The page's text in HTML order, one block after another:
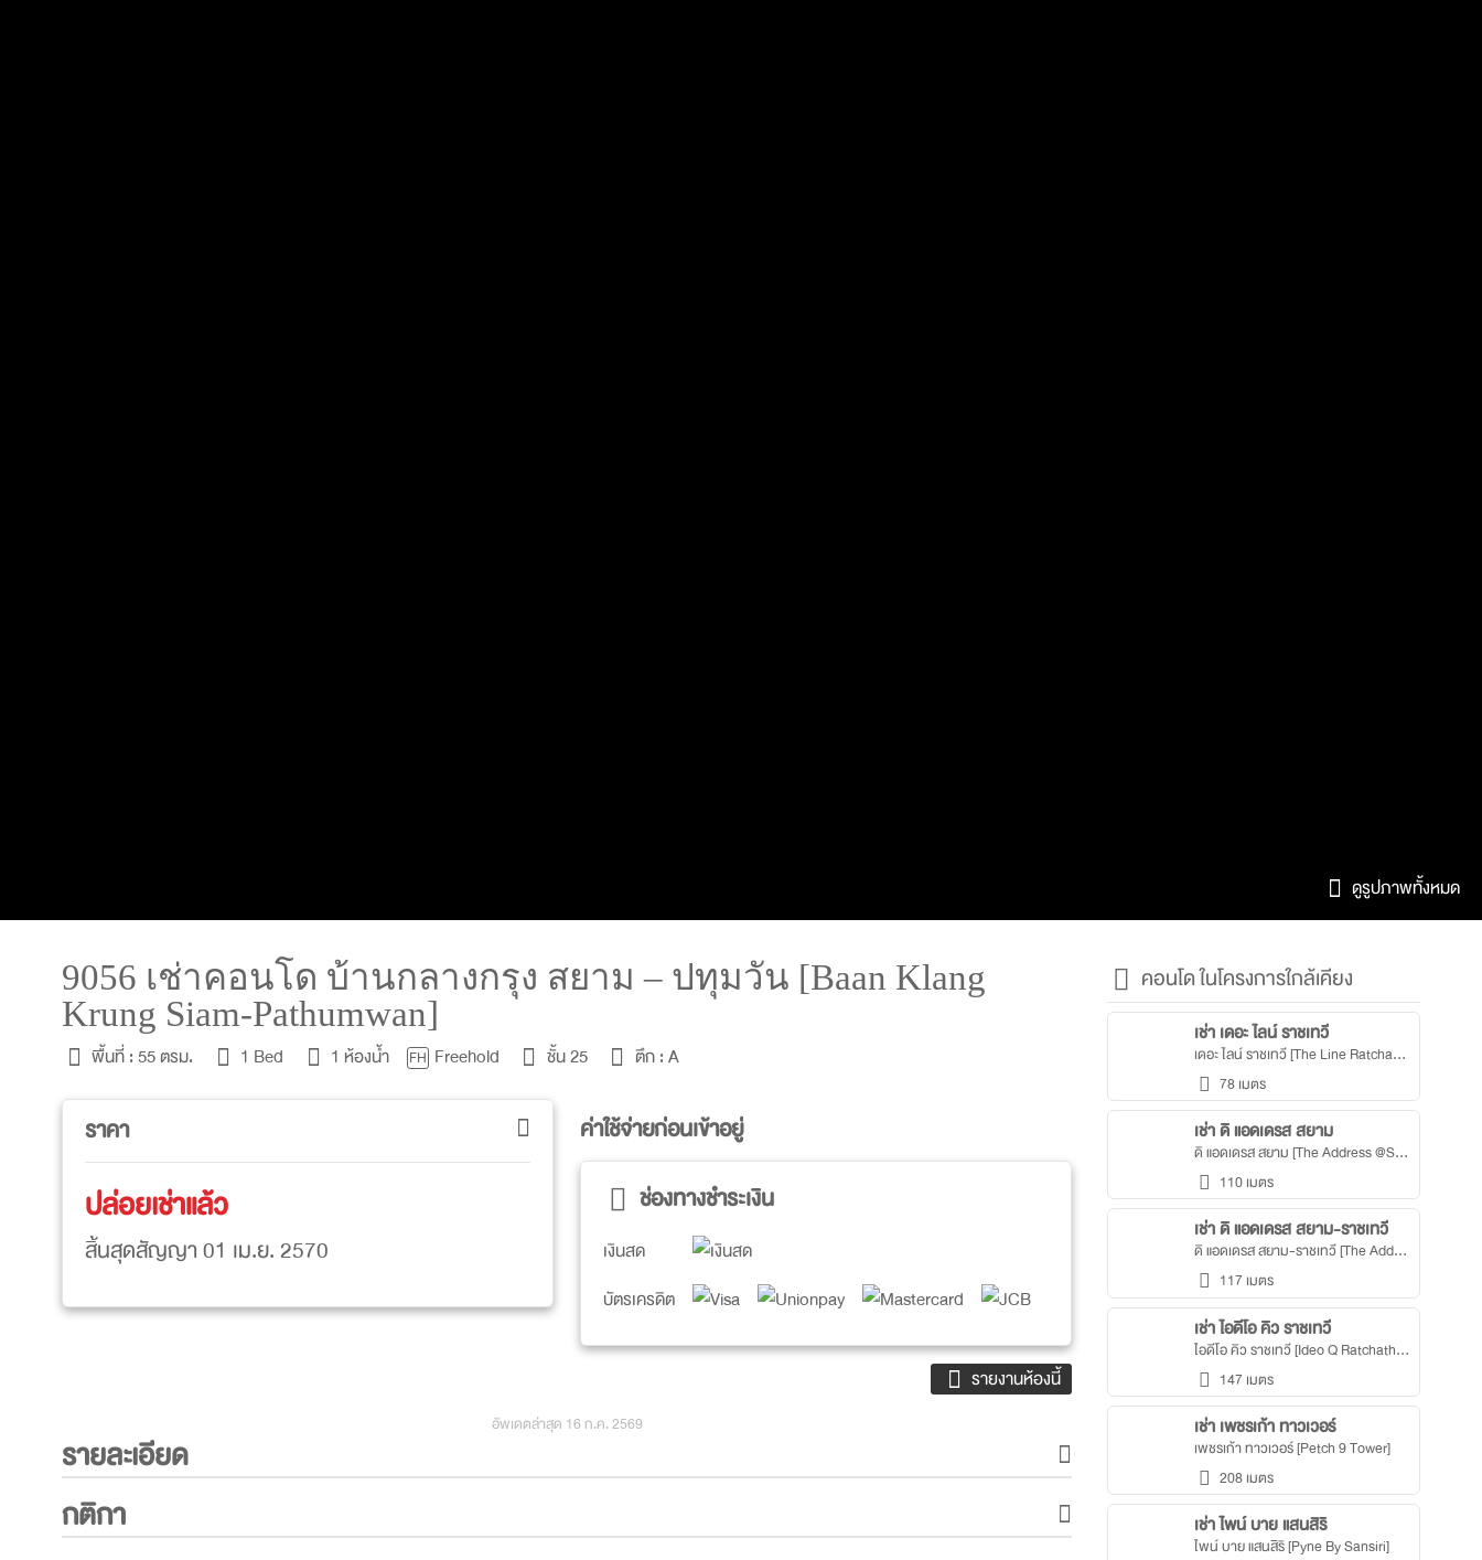
ดูรูปภาพทั้งหมด
9056 เช่าคอนโด บ้านกลางกรุง สยาม – ปทุมวัน [Baan Klang
Krung Siam-Pathumwan]
พื้นที่ :55 ตรม. 1 Bed 1 ห้องน้ำ Freehold ชั้น 25 ตึก :A
ราคา
ปล่อยเช่าแล้ว
สิ้นสุดสัญญา 01 เม.ย. 2570
ค่าใช้จ่ายก่อนเข้าอยู่
ช่องทางชำระเงิน
เงินสด
บัตรเครดิต
รายงานห้องนี้
อัพเดตล่าสุด 16 ก.ค. 2569
รายละเอียด
กติกา
คอนโด ในโครงการใกล้เคียง
เช่า เดอะ ไลน์ ราชเทวี
เดอะ ไลน์ ราชเทวี [The Line Ratchathewi]
78 เมตร
เช่า ดิ แอดเดรส สยาม
ดิ แอดเดรส สยาม [The Address @Siam]
110 เมตร
เช่า ดิ แอดเดรส สยาม-ราชเทวี
ดิ แอดเดรส สยาม-ราชเทวี [The Address Siam-Ratchathewi]
117 เมตร
เช่า ไอดีโอ คิว ราชเทวี
ไอดีโอ คิว ราชเทวี [Ideo Q Ratchathewi]
147 เมตร
เช่า เพชรเก้า ทาวเวอร์
เพชรเก้า ทาวเวอร์ [Petch 9 Tower]
208 เมตร
เช่า ไพน์ บาย แสนสิริ
ไพน์ บาย แสนสิริ [Pyne By Sansiri]